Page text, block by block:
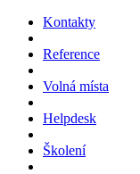
Kontakty
Reference
Volná místa
Helpdesk
Školení